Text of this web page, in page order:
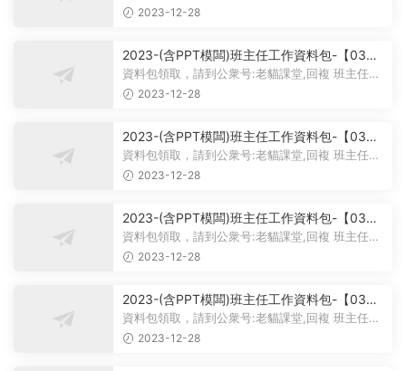
主題班會PPT課件-學習雷鋒PPT系列-017
大家好，今天我給大家帶來...
2023-12-28
2023-(含PPT模闆)班主任工作資料包-【03】
主題班會課件PPT-初中主題班會課件-學習雷鋒
主題班會PPT課件-學習雷鋒PPT系列-016
資料包領取，請到公衆号:老貓課堂,回複 班主任。
大家好，今天我們的班會主...
2023-12-28
2023-(含PPT模闆)班主任工作資料包-【03】
主題班會課件PPT-初中主題班會課件-學習雷鋒
主題班會PPT課件-學習雷鋒PPT系列-015
資料包領取，請到公衆号:老貓課堂,回複 班主任。
【03】班主任工作資料包-...
2023-12-28
2023-(含PPT模闆)班主任工作資料包-【03】
主題班會課件PPT-初中主題班會課件-學習雷鋒
主題班會PPT課件-學習雷鋒PPT系列-014
資料包領取，請到公衆号:老貓課堂,回複 班主任。
【03】初中主題班會課件PP...
2023-12-28
2023-(含PPT模闆)班主任工作資料包-【03】
主題班會課件PPT-初中主題班會課件-學習雷鋒
主題班會PPT課件-學習雷鋒PPT系列-013
資料包領取，請到公衆号:老貓課堂,回複 班主任。
【03】初中主題班會課件PP...
2023-12-28